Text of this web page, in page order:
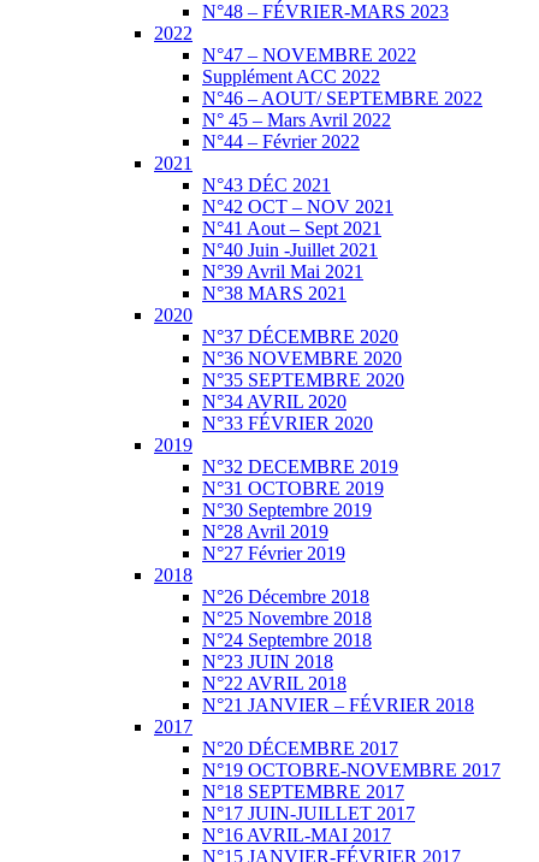
N°48 – FÉVRIER-MARS 2023
2022
N°47 – NOVEMBRE 2022
Supplément ACC 2022
N°46 – AOUT/ SEPTEMBRE 2022
N° 45 – Mars Avril 2022
N°44 – Février 2022
2021
N°43 DÉC 2021
N°42 OCT – NOV 2021
N°41 Aout – Sept 2021
N°40 Juin -Juillet 2021
N°39 Avril Mai 2021
N°38 MARS 2021
2020
N°37 DÉCEMBRE 2020
N°36 NOVEMBRE 2020
N°35 SEPTEMBRE 2020
N°34 AVRIL 2020
N°33 FÉVRIER 2020
2019
N°32 DECEMBRE 2019
N°31 OCTOBRE 2019
N°30 Septembre 2019
N°28 Avril 2019
N°27 Février 2019
2018
N°26 Décembre 2018
N°25 Novembre 2018
N°24 Septembre 2018
N°23 JUIN 2018
N°22 AVRIL 2018
N°21 JANVIER – FÉVRIER 2018
2017
N°20 DÉCEMBRE 2017
N°19 OCTOBRE-NOVEMBRE 2017
N°18 SEPTEMBRE 2017
N°17 JUIN-JUILLET 2017
N°16 AVRIL-MAI 2017
N°15 JANVIER-FÉVRIER 2017